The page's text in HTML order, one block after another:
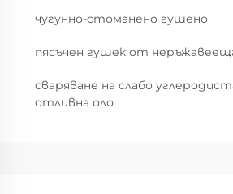
чугунно-стоманено гушено
пясъчен гушек от
сваряване на слабо
отливна оло